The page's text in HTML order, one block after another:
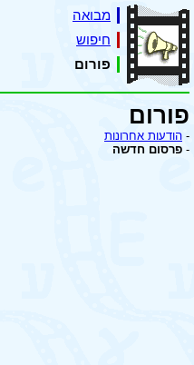
מבואה
חיפוש
פורום
פורום
- הודעות אחרונות
- פרסום חדשה